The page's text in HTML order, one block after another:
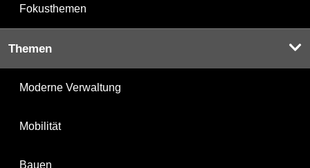
Fokusthemen
Themen
Moderne Verwaltung
Mobilität
Bauen